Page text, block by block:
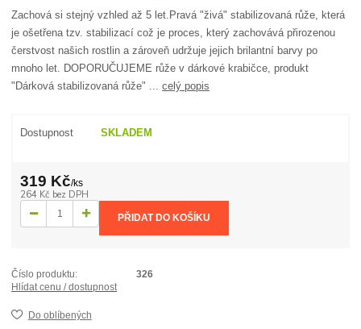
Zachová si stejný vzhled až 5 let.Pravá "živá" stabilizovaná růže, která
je ošetřena tzv. stabilizací což je proces, který zachovává přirozenou
čerstvost našich rostlin a zároveň udržuje jejich brilantní barvy po
mnoho let. DOPORUČUJEME růže v dárkové krabičce, produkt
"Dárková stabilizovaná růže" ...celý popis
Dostupnost SKLADEM
319 Kč/ks
264 Kč bez DPH
PŘIDAT DO KOŠÍKU
Číslo produktu:
326
Hlídat cenu / dostupnost
Do oblíbených